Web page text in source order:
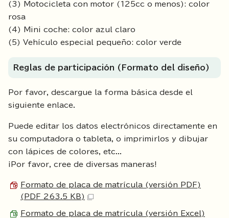
(3) Motocicleta con motor (125cc o menos): color
rosa
(4) Mini coche: color azul claro
(5) Vehículo especial pequeño: color verde
Reglas de participación (Formato del diseño)
Por favor, descargue la forma básica desde el
siguiente enlace.
Puede editar los datos electrónicos directamente en
su computadora o tableta, o imprimirlos y dibujar
con lápices de colores, etc...
¡Por favor, cree de diversas maneras!
Formato de placa de matrícula (versión PDF)
(PDF 263.5 KB)
Formato de placa de matrícula (versión Excel)